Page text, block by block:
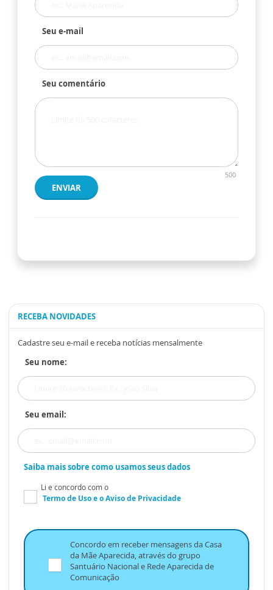
Seu e-mail
Seu comentário
500
ENVIAR
RECEBA NOVIDADES
Cadastre seu e-mail e receba notícias mensalmente
Seu nome:
Seu email:
Saiba mais sobre como usamos seus dados
Li e concordo com o
Termo de Usoe oAviso de Privacidade
Concordo em receber mensagens da Casa
da Mãe Aparecida, através do grupo
Santuário Nacional e Rede Aparecida de
Comunicação